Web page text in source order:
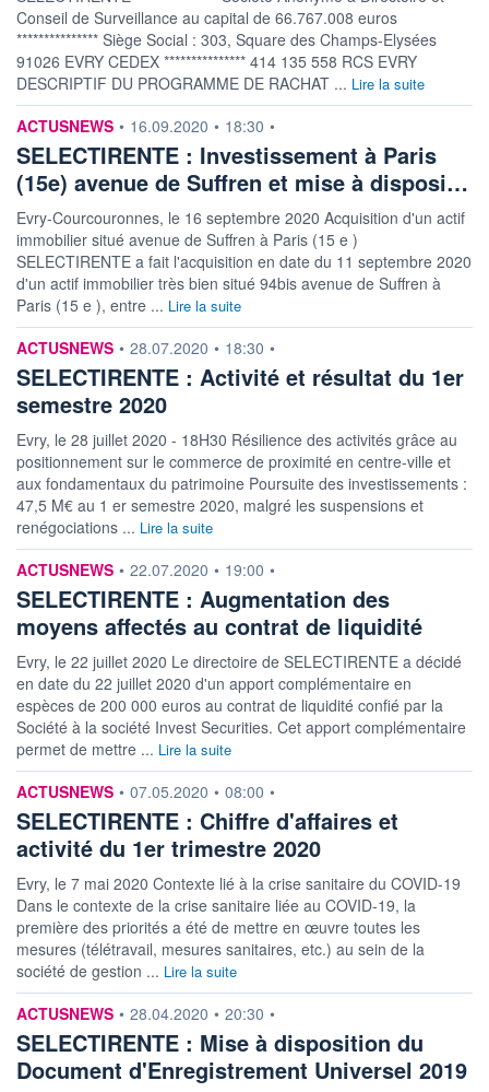
Conseil de Surveillance au capital de 66.767.008 euros
*************** Siège Social : 303, Square des Champs-Elysées
91026 EVRY CEDEX *************** 414 135 558 RCS EVRY
DESCRIPTIF DU PROGRAMME DE RACHAT ... Lire la suite
information fournie par
ACTUSNEWS • 16.09.2020 • 18:30 •
SELECTIRENTE : Investissement à Paris
(15e) avenue de Suffren et mise à disposi…
Evry-Courcouronnes, le 16 septembre 2020 Acquisition d'un actif
immobilier situé avenue de Suffren à Paris (15 e )
SELECTIRENTE a fait l'acquisition en date du 11 septembre 2020
d'un actif immobilier très bien situé 94bis avenue de Suffren à
Paris (15 e ), entre ... Lire la suite
information fournie par
ACTUSNEWS • 28.07.2020 • 18:30 •
SELECTIRENTE : Activité et résultat du 1er
semestre 2020
Evry, le 28 juillet 2020 - 18H30 Résilience des activités grâce au
positionnement sur le commerce de proximité en centre-ville et
aux fondamentaux du patrimoine Poursuite des investissements :
47,5 M€ au 1 er semestre 2020, malgré les suspensions et
renégociations ... Lire la suite
information fournie par
ACTUSNEWS • 22.07.2020 • 19:00 •
SELECTIRENTE : Augmentation des
moyens affectés au contrat de liquidité
Evry, le 22 juillet 2020 Le directoire de SELECTIRENTE a décidé
en date du 22 juillet 2020 d'un apport complémentaire en
espèces de 200 000 euros au contrat de liquidité confié par la
Société à la société Invest Securities. Cet apport complémentaire
permet de mettre ... Lire la suite
information fournie par
ACTUSNEWS • 07.05.2020 • 08:00 •
SELECTIRENTE : Chiffre d'affaires et
activité du 1er trimestre 2020
Evry, le 7 mai 2020 Contexte lié à la crise sanitaire du COVID-19
Dans le contexte de la crise sanitaire liée au COVID-19, la
première des priorités a été de mettre en œuvre toutes les
mesures (télétravail, mesures sanitaires, etc.) au sein de la
société de gestion ... Lire la suite
information fournie par
ACTUSNEWS • 28.04.2020 • 20:30 •
SELECTIRENTE : Mise à disposition du
Document d'Enregistrement Universel 2019